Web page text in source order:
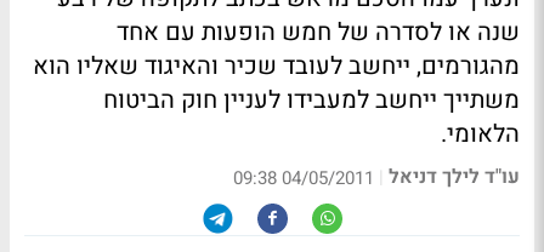
שנה או לסדרה של חמש הופעות עם אחד
מהגורמים, ייחשב לעובד שכיר והאיגוד שאליו הוא
משתייך ייחשב למעבידו לעניין חוק הביטוח
הלאומי.
עו"ד לילך דניאל |
04/05/2011 09:38